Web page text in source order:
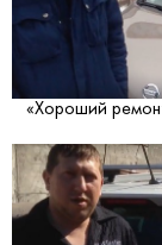
«Хороший